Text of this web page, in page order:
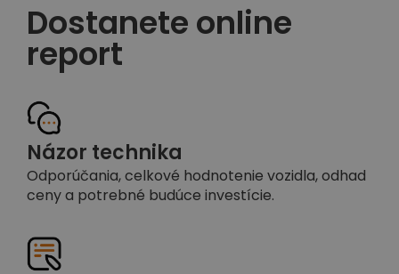
Dostanete online
report
Názor technika
Odporúčania, celkové hodnotenie vozidla, odhad
ceny a potrebné budúce investície.